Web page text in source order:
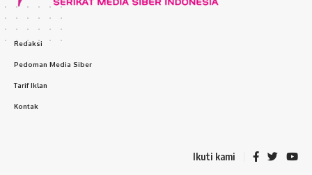
Redaksi
Pedoman Media Siber
Tarif Iklan
Kontak
Ikuti kami